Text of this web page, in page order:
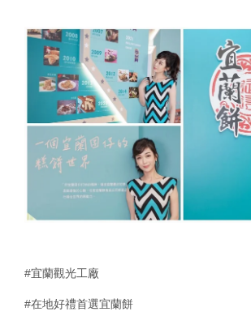
#宜蘭觀光工廠
#在地好禮首選宜蘭餅